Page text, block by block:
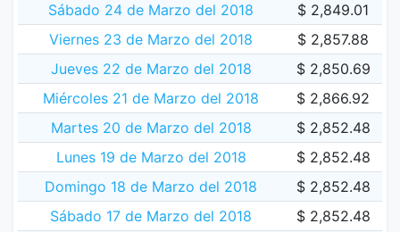
Sábado 24 de Marzo del 2018
$ 2,849.01
Viernes 23 de Marzo del 2018
$ 2,857.88
Jueves 22 de Marzo del 2018
$ 2,850.69
Miércoles 21 de Marzo del 2018
$ 2,866.92
Martes 20 de Marzo del 2018
$ 2,852.48
Lunes 19 de Marzo del 2018
$ 2,852.48
Domingo 18 de Marzo del 2018
$ 2,852.48
Sábado 17 de Marzo del 2018
$ 2,852.48